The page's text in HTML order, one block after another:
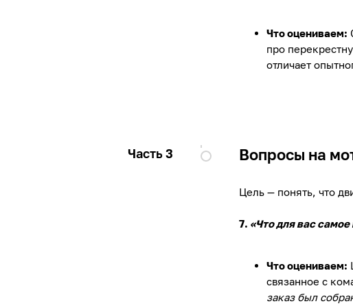
Что оцениваем:
про
отличает
Часть 3 Вопросы на
Цель — понять, что
7. «Что для вас
Что оцениваем:
связанное с
заказ был